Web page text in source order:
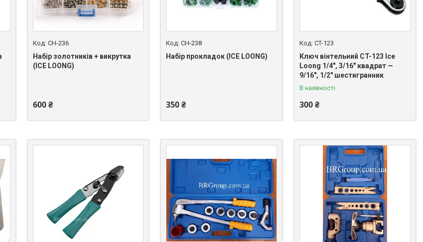
CH-236
Набір золотників + викрутка
(ICE LOONG)
600 ₴
CH-238
Набір прокладок (ICE LOONG)
350 ₴
CT-123
Ключ вінтельний CT-123 Ice
Loong 1/4", 3/16" квадрат —
9/16", 1/2" шестигранник
В наявності
300 ₴